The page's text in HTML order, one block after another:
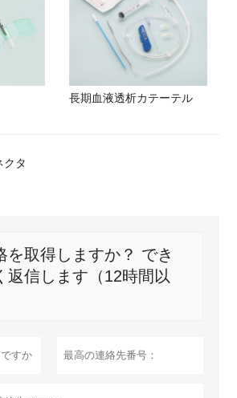
長期血液透析カテーテル
クタ
を取得しますか？ でき
返信します（12時間以